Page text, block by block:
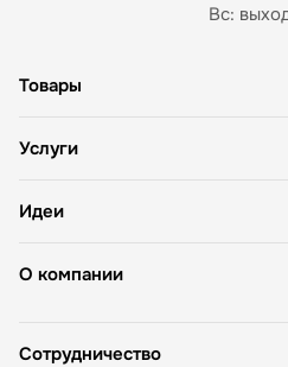
Вс:
О компании
Товары
Услуги
Идеи
Сотрудничество